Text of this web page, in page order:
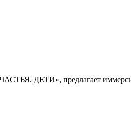
ДЕТИ», предлагает